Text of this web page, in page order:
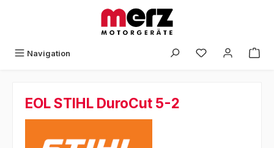
Navigation
EOL STIHL DuroCut 5-2